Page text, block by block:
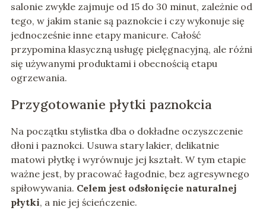
salonie zwykle zajmuje od 15 do 30 minut, zależnie od
tego, w jakim stanie są paznokcie i czy wykonuje się
jednocześnie inne etapy manicure. Całość
przypomina klasyczną usługę pielęgnacyjną, ale różni
się używanymi produktami i obecnością etapu
ogrzewania.
Przygotowanie płytki paznokcia
Na początku stylistka dba o dokładne oczyszczenie
dłoni i paznokci. Usuwa stary lakier, delikatnie
matowi płytkę i wyrównuje jej kształt. W tym etapie
ważne jest, by pracować łagodnie, bez agresywnego
spiłowywania. Celem jest odsłonięcie naturalnej
płytki, a nie jej ścieńczenie.